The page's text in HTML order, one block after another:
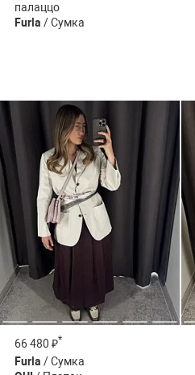
палаццо
Furla / Сумка
66 480 ₽*
Furla / Сумка